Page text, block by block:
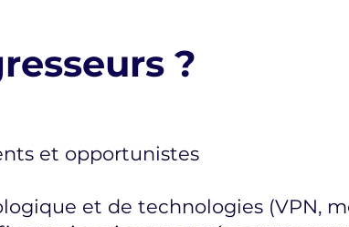
?
et opportunistes
et de technologies (VPN,